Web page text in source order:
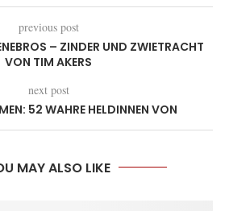
previous post
– ZINDER UND ZWIETRACHT
VON TIM AKERS
next post
52 WAHRE HELDINNEN VON
MAY ALSO LIKE